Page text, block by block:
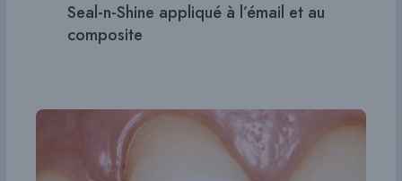
Seal-n-Shine appliqué à l’émail et au
composite